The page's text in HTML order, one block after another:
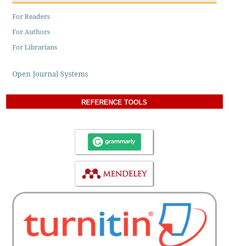
For Readers
For Authors
For Librarians
Open Journal Systems
REFERENCE TOOLS